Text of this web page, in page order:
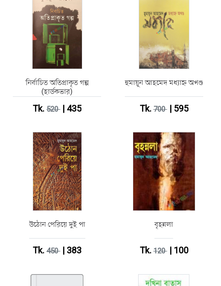
নির্বাচিত অতিপ্রাকৃত গল্প
(হার্ডকভার)
Tk.520| 435
হুমায়ূন আহমেদ মধ্যাহ্ন অখণ্ড
Tk.700| 595
উঠোন পেরিয়ে দুই পা
Tk.450| 383
বৃহন্নলা
Tk.120| 100